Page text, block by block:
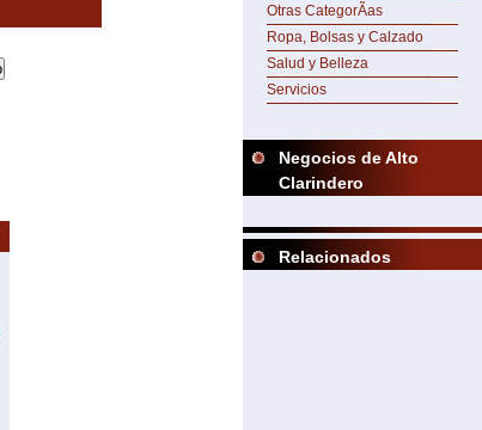
Otras CategorÃ­as
Ropa, Bolsas y Calzado
Salud y Belleza
Servicios
Negocios de Alto
Clarindero
Relacionados